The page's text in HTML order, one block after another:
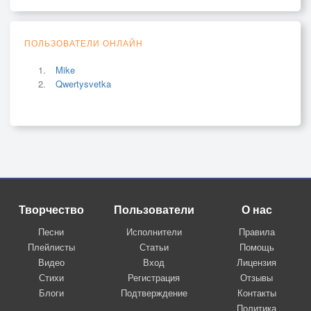
ПОЛЬЗОВАТЕЛИ ОНЛАЙН
Mike
Qwertysvetka
Творчество
Песни
Плейлисты
Видео
Стихи
Блоги
Пользователи
Исполнители
Статьи
Вход
Регистрация
Подтверждение
О нас
Правила
Помощь
Лицензия
Отзывы
Контакты
Политика